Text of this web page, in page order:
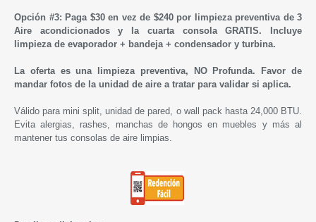
Opción #3: Paga $30 en vez de $240 por limpieza preventiva de 3
Aire acondicionados y la cuarta consola GRATIS. Incluye
limpieza de evaporador + bandeja + condensador y turbina.
La oferta es una limpieza preventiva, NO Profunda. Favor de
mandar fotos de la unidad de aire a tratar para validar si aplica.
Válido para mini split, unidad de pared, o wall pack hasta 24,000 BTU.
Evita alergias, rashes, manchas de hongos en muebles y más al
mantener tus consolas de aire limpias.